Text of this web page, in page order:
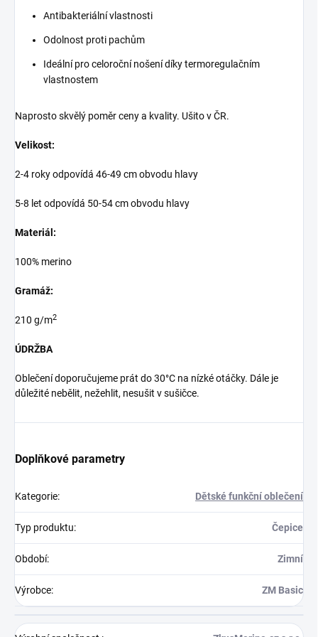
Antibakteriální vlastnosti
Odolnost proti pachům
Ideální pro celoroční nošení díky termoregulačním
vlastnostem
Naprosto skvělý poměr ceny a kvality. Ušito v ČR.
Velikost:
2-4 roky odpovídá 46-49 cm obvodu hlavy
5-8 let odpovídá 50-54 cm obvodu hlavy
Materiál:
100% merino
Gramáž:
210 g/m2
ÚDRŽBA
Oblečení doporučujeme prát do 30°C na nízké otáčky. Dále je
důležité nebělit, nežehlit, nesušit v sušičce.
Doplňkové parametry
Kategorie: Dětské funkční oblečení
Typ produktu: Čepice
Období: Zimní
Výrobce: ZM Basic